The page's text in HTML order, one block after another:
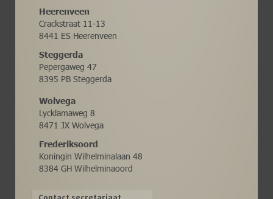
Heerenveen
Crackstraat 11-13
8441 ES Heerenveen
Steggerda
Pepergaweg 47
8395 PB Steggerda
Wolvega
Lycklamaweg 8
8471 JX Wolvega
Frederiksoord
Koningin Wilhelminalaan 48
8384 GH Wilhelminaoord